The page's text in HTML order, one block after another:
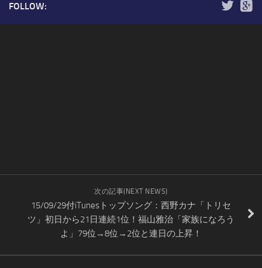
FOLLOW:
次の記事(NEXT NEWS)
15/09/29付iTunesトップソング：西野カナ「トリセ
ツ」初日から21日連続1位！福山雅治「家族になろう
よ」79位→8位→2位と連日の上昇！